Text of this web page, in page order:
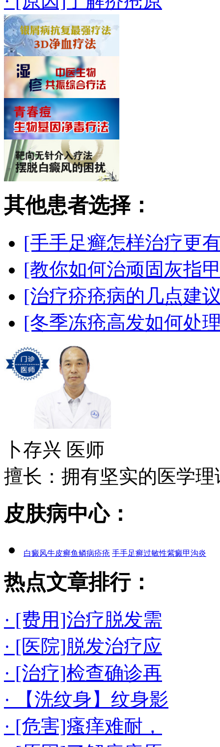
其他患者选择：
[手手足癣怎样治疗更
[教你如何治顽固灰指
[治疗疥疮病的几点建
[冬季冻疮高发如何处
卜存兴 医师
擅长：拥有坚实的医学理
皮肤病中心：
白癜风牛皮癣鱼鳞病疥疮 手手足癣过敏性紫癜甲沟炎
热点文章排行：
· [费用]治疗脱发需
· [医院]脱发治疗应
· [治疗]检查确诊再
· 【洗纹身】纹身影
· [危害]瘙痒难耐，